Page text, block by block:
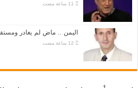
اليمن .. ماض لم يغادر